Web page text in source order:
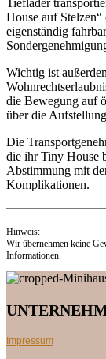
Tieflader
House auf
eigenständig
Wichtig ist
die Bewegung auf
über die
Die
die ihr Tiny House
Abstimmung mit
Komplikationen.
Hinweis:
Wir übernehmen keine
Informationen.
Impressum